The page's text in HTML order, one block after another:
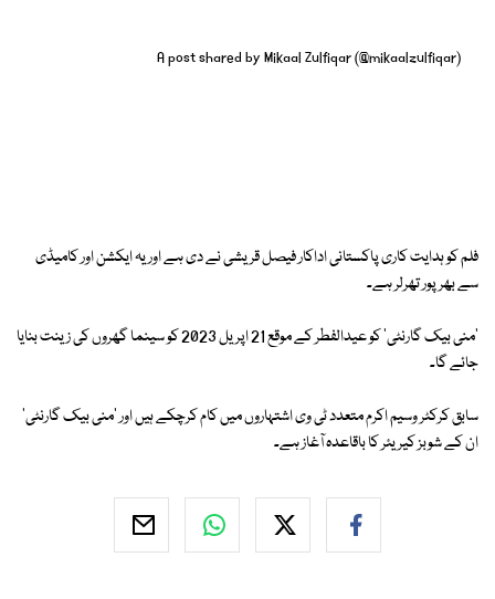
A post shared by Mikaal Zulfiqar (@mikaalzulfiqar)
فلم کو ہدایت کاری پاکستانی اداکار فیصل قریشی نے دی ہے اور یہ ایکشن اور کامیڈی
سے بھرپور تھرلر ہے۔
'منی بیک گارنٹی' کو عیدالفطر کے موقع 21 اپریل 2023 کو سینما گھروں کی زینت بنایا
جائے گا۔
سابق کرکٹر وسیم اکرم متعدد ٹی وی اشتہاروں میں کام کرچکے ہیں اور 'منی بیک گارنٹی'
ان کے شوبز کیریئر کا باقاعدہ آغاز ہے۔